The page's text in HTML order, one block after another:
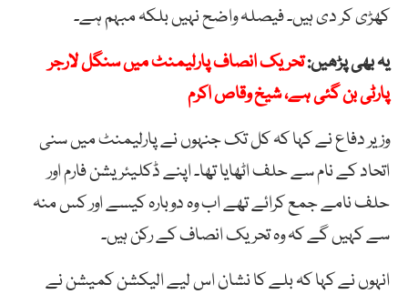
کھڑی کر دی ہیں۔ فیصلہ واضح نہیں بلکہ مبہم ہے۔
یہ بھی پڑھیں:تحریک انصاف پارلیمنٹ میں سنگل لارجر
پارٹی بن گئی ہے، شیخ وقاص اکرم
وزیر دفاع نے کہا کہ کل تک جنہوں نے پارلیمنٹ میں سنی
اتحاد کے نام سے حلف اٹھایا تھا۔ اپنے ڈکلیئریشن فارم اور
حلف نامے جمع کرائے تھے اب وہ دوبارہ کیسے اور کس منہ
سے کہیں گے کہ وہ تحریک انصاف کے رکن ہیں۔
انہوں نے کہا کہ بلے کا نشان اس لیے الیکشن کمیشن نے